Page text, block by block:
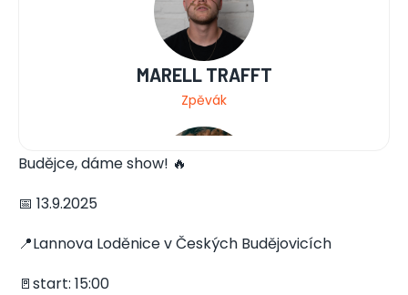
MARELL TRAFFT
Zpěvák
JKID
Budějce, dáme show! 🔥
📅 13.9.2025
📍Lannova Loděnice v Českých Budějovicích
🚪start: 15:00